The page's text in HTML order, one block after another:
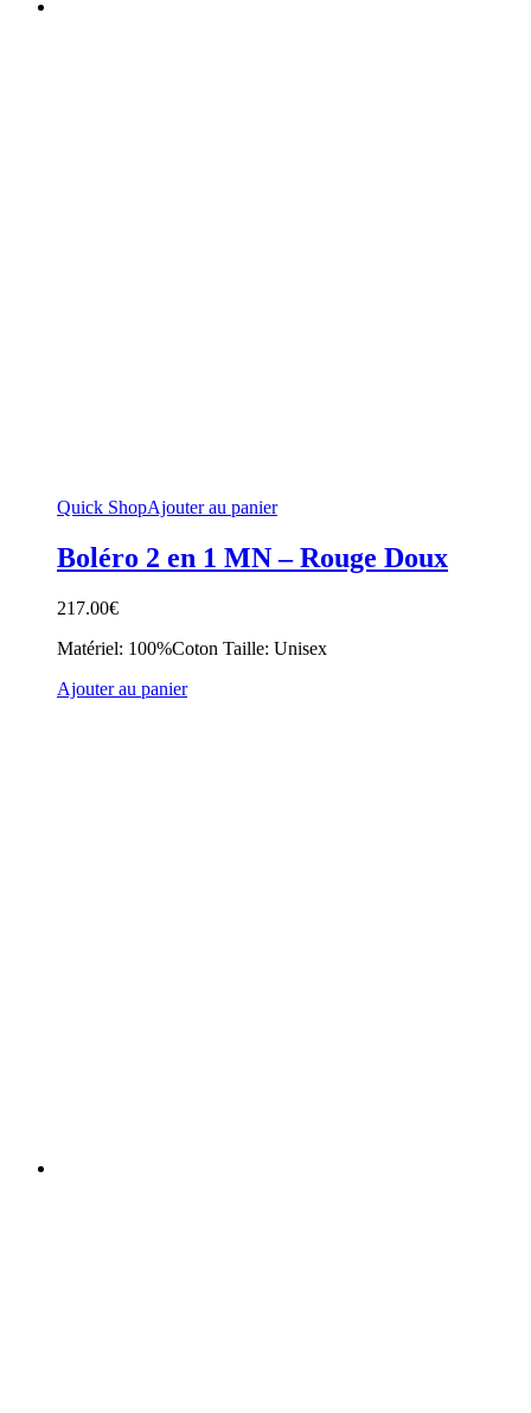
Quick ShopAjouter au panier
Boléro 2 en 1 MN – Rouge Doux
217.00€
Matériel: 100%Coton Taille: Unisex
Ajouter au panier